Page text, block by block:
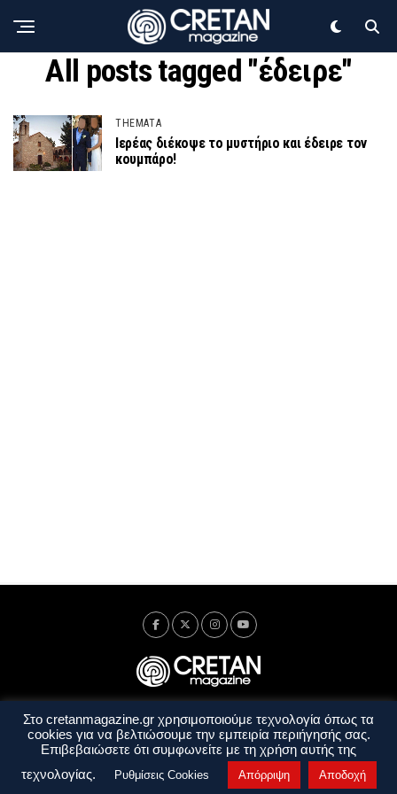
All posts tagged "έδειρε"
THEMATA
Ιερέας διέκοψε το μυστήριο και έδειρε τον
κουμπάρο!
Ταυτότητα Πολιτική Απορρήτου
Όροι Χρήσης
Όροι και Προϋποθέσεις
Στο cretanmagazine.gr χρησιμοποιούμε τεχνολογία όπως τα
cookies για να βελτιώσουμε την εμπειρία περιήγησής σας.
Επιβεβαιώσετε ότι συμφωνείτε με τη χρήση αυτής της
τεχνολογίας.
Ρυθμίσεις Cookies Απόρριψη Αποδοχή